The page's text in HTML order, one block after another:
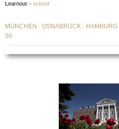
Learnout > school
MÜNCHEN · OSNABRÜCK · HAMBURG
00